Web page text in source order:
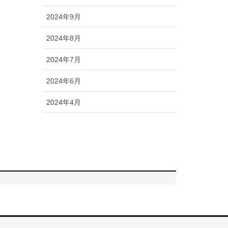
2024年9月
2024年8月
2024年7月
2024年6月
2024年4月